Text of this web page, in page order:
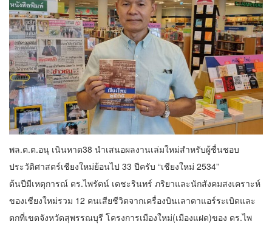
พล.ต.ต.อนุ เนินหาด38 นำเสนอผลงานเล่มใหม่สำหรับผู้ชื่นชอบ
ประวัติศาสตร์เชียงใหม่ย้อนไป 33 ปีครับ “เชียงใหม่ 2534”
ต้นปีมีเหตุการณ์ ดร.ไพรัตน์ เดชะรินทร์ ภริยาและนักสังคมสงเคราะห์
ของเชียงใหม่รวม 12 คนเสียชีวิตจากเครื่องบินเลาดาแอร์ระเบิดและ
ตกที่เขตจังหวัดสุพรรณบุรี โครงการเมืองใหม่(เมืองแฝด)ของ ดร.ไพ